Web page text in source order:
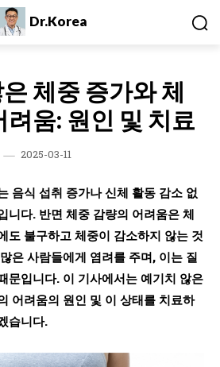
Dr.Korea
체중 증가와 체
려움: 원인 및 치료
2025-03-11
음식 섭취 증가나 신체 활동 감소 없
니다. 반면 체중 감량의 어려움은 체
도 불구하고 체중이 감소하지 않는 것
은 사람들에게 염려를 주며, 이는 질
문입니다. 이 기사에서는 예기치 않은
어려움의 원인 및 이 상태를 치료하
습니다.